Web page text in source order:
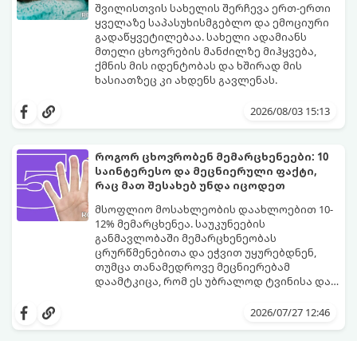
შვილისთვის სახელის შერჩევა ერთ-ერთი
ყველაზე საპასუხისმგებლო და ემოციური
გადაწყვეტილებაა. სახელი ადამიანს
მთელი ცხოვრების მანძილზე მიჰყვება,
ქმნის მის იდენტობას და ხშირად მის
ხასიათზეც კი ახდენს გავლენას.
საგრძნობლად შეიცვალა: ტრადიციულ და
ჟღერად და თანამედროვე სახელებს.
2026/08/03 15:13
როგორ ცხოვრობენ მემარცხენეები: 10
საინტერესო და მეცნიერული ფაქტი,
რაც მათ შესახებ უნდა იცოდეთ
მსოფლიო მოსახლეობის დაახლოებით 10-
12% მემარცხენეა. საუკუნეების
განმავლობაში მემარცხენეობას
ცრურწმენებითა და ეჭვით უყურებდნენ,
თუმცა თანამედროვე მეცნიერებამ
დაამტკიცა, რომ ეს უბრალოდ ტვინისა და
ფაქტს იმის შესახებ, თუ როგორ მუშაობს
2026/07/27 12:46